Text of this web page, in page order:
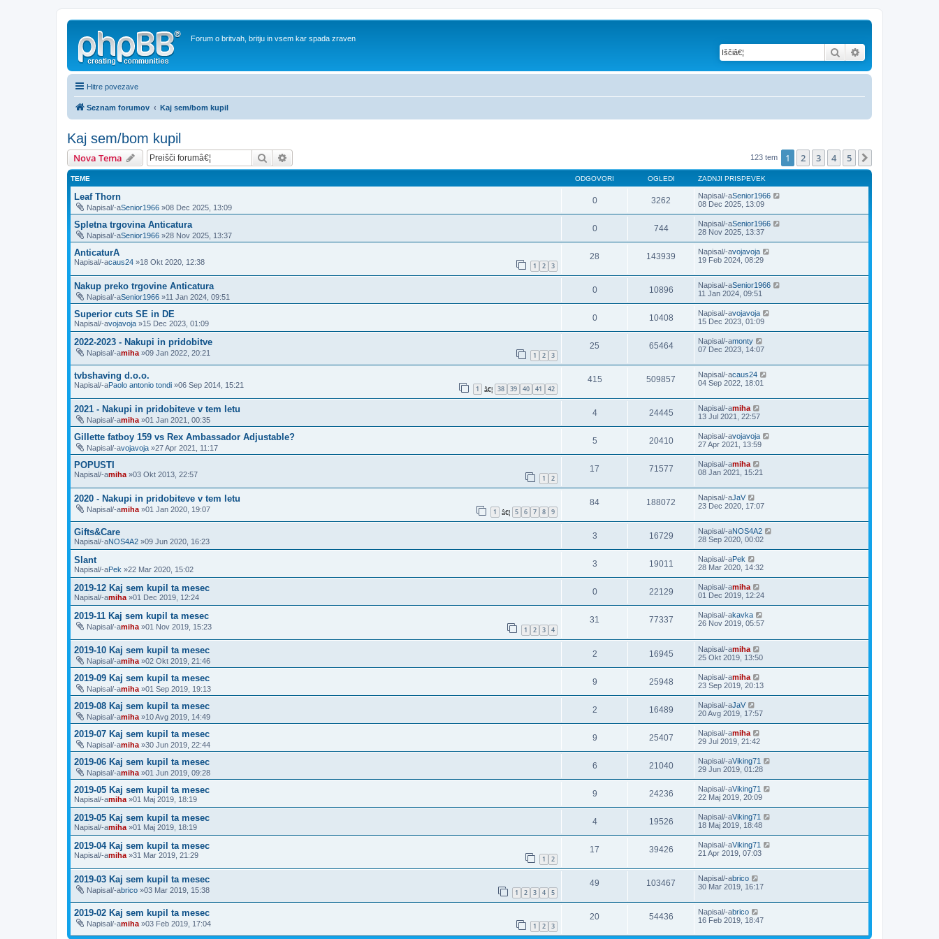
Forum o britvah, britju in vsem kar spada zraven
Iskanje
Hitre povezave
Seznam forumov Kaj sem/bom kupil
Kaj sem/bom kupil
Nova Tema Iskanje 123 tem 1 2 3 4 5
TEME ODGOVORI OGLEDI ZADNJI PRISPEVEK
Leaf Thorn
Napisal/-aSenior1966 »08 Dec 2025, 13:09
0 3262 Napisal/-aSenior1966
08 Dec 2025, 13:09
Spletna trgovina Anticatura
Napisal/-aSenior1966 »28 Nov 2025, 13:37
0 744 Napisal/-aSenior1966
28 Nov 2025, 13:37
AnticaturA
Napisal/-acaus24 »18 Okt 2020, 12:38 1 2 3
28 143939 Napisal/-avojavoja
19 Feb 2024, 08:29
Nakup preko trgovine Anticatura
Napisal/-aSenior1966 »11 Jan 2024, 09:51
0 10896 Napisal/-aSenior1966
11 Jan 2024, 09:51
Superior cuts SE in DE
Napisal/-avojavoja »15 Dec 2023, 01:09
0 10408 Napisal/-avojavoja
15 Dec 2023, 01:09
2022-2023 - Nakupi in pridobitve
Napisal/-amiha »09 Jan 2022, 20:21 1 2 3
25 65464 Napisal/-amonty
07 Dec 2023, 14:07
tvbshaving d.o.o.
Napisal/-aPaolo antonio tondi »06 Sep 2014, 15:21 1 â€¦ 38 39 40 41 42
415 509857 Napisal/-acaus24
04 Sep 2022, 18:01
2021 - Nakupi in pridobiteve v tem letu
Napisal/-amiha »01 Jan 2021, 00:35
4 24445 Napisal/-amiha
13 Jul 2021, 22:57
Gillette fatboy 159 vs Rex Ambassador Adjustable?
Napisal/-avojavoja »27 Apr 2021, 11:17
5 20410 Napisal/-avojavoja
27 Apr 2021, 13:59
POPUSTI
Napisal/-amiha »03 Okt 2013, 22:57 1 2
17 71577 Napisal/-amiha
08 Jan 2021, 15:21
2020 - Nakupi in pridobiteve v tem letu
Napisal/-amiha »01 Jan 2020, 19:07 1 â€¦ 5 6 7 8 9
84 188072 Napisal/-aJaV
23 Dec 2020, 17:07
Gifts&Care
Napisal/-aNOS4A2 »09 Jun 2020, 16:23
3 16729 Napisal/-aNOS4A2
28 Sep 2020, 00:02
Slant
Napisal/-aPek »22 Mar 2020, 15:02
3 19011 Napisal/-aPek
28 Mar 2020, 14:32
2019-12 Kaj sem kupil ta mesec
Napisal/-amiha»01 Dec 2019, 12:24
0 22129 Napisal/-amiha
01 Dec 2019, 12:24
2019-11 Kaj sem kupil ta mesec
Napisal/-amiha»01 Nov 2019, 15:23 1 2 3 4
31 77337 Napisal/-akavka
26 Nov 2019, 05:57
2019-10 Kaj sem kupil ta mesec
Napisal/-amiha »02 Okt 2019, 21:46
2 16945 Napisal/-amiha
25 Okt 2019, 13:50
2019-09 Kaj sem kupil ta mesec
Napisal/-amiha »01 Sep 2019, 19:13
9 25948 Napisal/-amiha
23 Sep 2019, 20:13
2019-08 Kaj sem kupil ta mesec
Napisal/-amiha »10 Avg 2019, 14:49
2 16489 Napisal/-aJaV
20 Avg 2019, 17:57
2019-07 Kaj sem kupil ta mesec
Napisal/-amiha »30 Jun 2019, 22:44
9 25407 Napisal/-amiha
29 Jul 2019, 21:42
2019-06 Kaj sem kupil ta mesec
Napisal/-amiha »01 Jun 2019, 09:28
6 21040 Napisal/-aViking71
29 Jun 2019, 01:28
2019-05 Kaj sem kupil ta mesec
Napisal/-amiha »01 Maj 2019, 18:19
9 24236 Napisal/-aViking71
22 Maj 2019, 20:09
2019-05 Kaj sem kupil ta mesec
Napisal/-amiha »01 Maj 2019, 18:19
4 19526 Napisal/-aViking71
18 Maj 2019, 18:48
2019-04 Kaj sem kupil ta mesec
Napisal/-amiha »31 Mar 2019, 21:29 1 2
17 39426 Napisal/-aViking71
21 Apr 2019, 07:03
2019-03 Kaj sem kupil ta mesec
Napisal/-abrico »03 Mar 2019, 15:38 1 2 3 4 5
49 103467 Napisal/-abrico
30 Mar 2019, 16:17
2019-02 Kaj sem kupil ta mesec
Napisal/-amiha »03 Feb 2019, 17:04 1 2 3
20 54436 Napisal/-abrico
16 Feb 2019, 18:47